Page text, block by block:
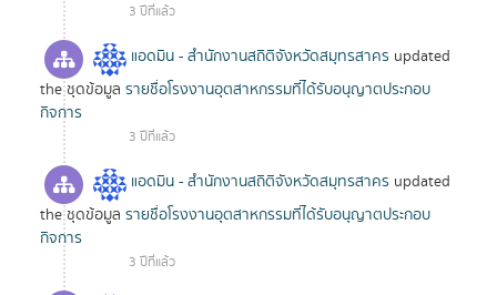
3 ปีที่แล้ว
แอดมิน - สำนักงานสถิติจังหวัดสมุทรสาคร updated
the ชุดข้อมูล รายชื่อโรงงานอุตสาหกรรมที่ได้รับอนุญาตประกอบ
กิจการ
3 ปีที่แล้ว
แอดมิน - สำนักงานสถิติจังหวัดสมุทรสาคร updated
the ชุดข้อมูล รายชื่อโรงงานอุตสาหกรรมที่ได้รับอนุญาตประกอบ
กิจการ
3 ปีที่แล้ว